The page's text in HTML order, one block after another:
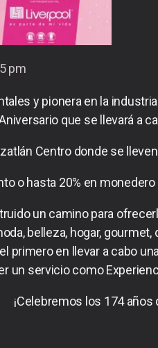
pm
y pionera en la
que se llevará a
Centro donde se
o hasta 20% en
un camino para
belleza, hogar,
primero en llevar a cabo
un servicio como
¡Celebremos los 174 años